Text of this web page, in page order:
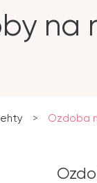
na
> Ozdoba